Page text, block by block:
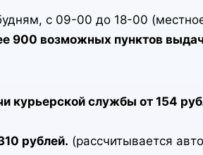
с 09-00 до 18-00
900 возможных пунктов
курьерской службы от 154
рублей. (рассчитывается